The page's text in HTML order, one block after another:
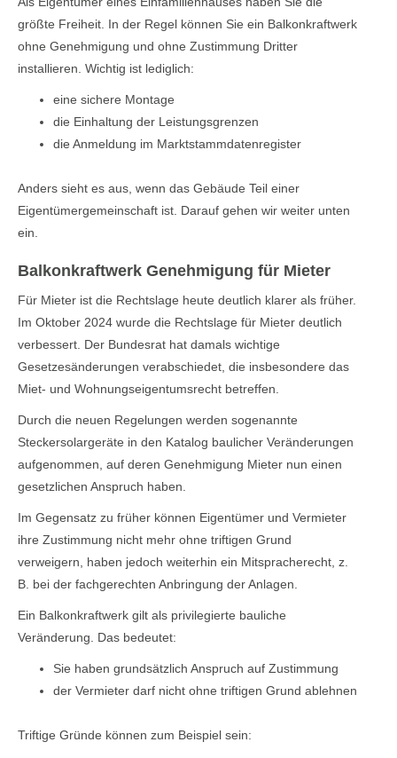
größte Freiheit. In der Regel können Sie ein Balkonkraftwerk
ohne Genehmigung und ohne Zustimmung Dritter
installieren. Wichtig ist lediglich:
eine sichere Montage
die Einhaltung der Leistungsgrenzen
die Anmeldung im Marktstammdatenregister
Anders sieht es aus, wenn das Gebäude Teil einer
Eigentümergemeinschaft ist. Darauf gehen wir weiter unten
ein.
Balkonkraftwerk Genehmigung für Mieter
Für Mieter ist die Rechtslage heute deutlich klarer als früher.
Im Oktober 2024 wurde die Rechtslage für Mieter deutlich
verbessert. Der Bundesrat hat damals wichtige
Gesetzesänderungen verabschiedet, die insbesondere das
Miet- und Wohnungseigentumsrecht betreffen.
Durch die neuen Regelungen werden sogenannte
Steckersolargeräte in den Katalog baulicher Veränderungen
aufgenommen, auf deren Genehmigung Mieter nun einen
gesetzlichen Anspruch haben.
Im Gegensatz zu früher können Eigentümer und Vermieter
ihre Zustimmung nicht mehr ohne triftigen Grund
verweigern, haben jedoch weiterhin ein Mitspracherecht, z.
B. bei der fachgerechten Anbringung der Anlagen.
Ein Balkonkraftwerk gilt als privilegierte bauliche
Veränderung. Das bedeutet:
Sie haben grundsätzlich Anspruch auf Zustimmung
der Vermieter darf nicht ohne triftigen Grund ablehnen
Triftige Gründe können zum Beispiel sein: